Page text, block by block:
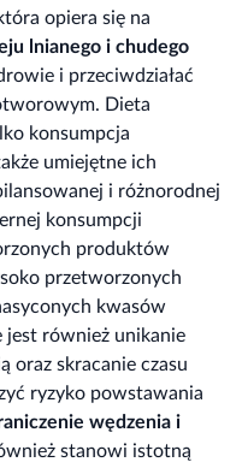
opiera się na
lnianego i chudego
i przeciwdziałać
Dieta
konsumpcja
umiejętne ich
i różnorodnej
konsumpcji
produktów
przetworzonych
kwasów
jest również unikanie
oraz skracanie czasu
ryzyko powstawania
wędzenia i
stanowi istotną